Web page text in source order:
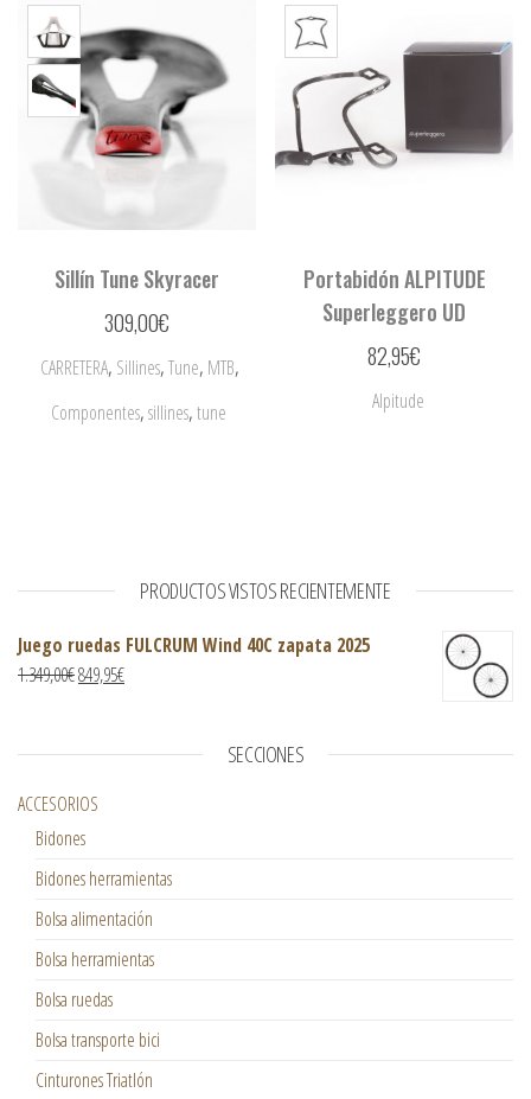
Sillín Tune Skyracer
309,00€
CARRETERA, Sillines,Tune, MTB,
Componentes,sillines,tune
Portabidón ALPITUDE
Superleggero UD
82,95€
Alpitude
PRODUCTOS VISTOS RECIENTEMENTE
Juego ruedas FULCRUM Wind 40C zapata 2025
1.349,00€849,95€
SECCIONES
ACCESORIOS
Bidones
Bidones herramientas
Bolsa alimentación
Bolsa herramientas
Bolsa ruedas
Bolsa transporte bici
Cinturones Triatlón